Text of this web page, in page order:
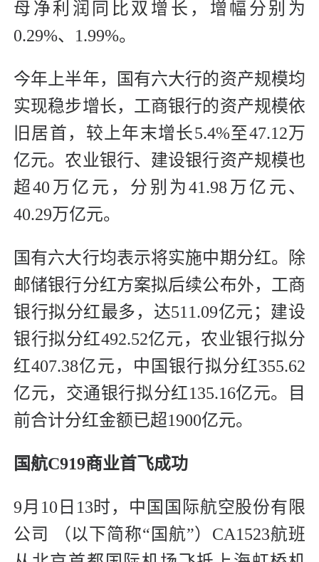
母净利润同比双增长，增幅分别为
0.29%、1.99%。
今年上半年，国有六大行的资产规模均
实现稳步增长，工商银行的资产规模依
旧居首，较上年末增长5.4%至47.12万
亿元。农业银行、建设银行资产规模也
超40万亿元，分别为41.98万亿元、
40.29万亿元。
国有六大行均表示将实施中期分红。除
邮储银行分红方案拟后续公布外，工商
银行拟分红最多，达511.09亿元；建设
银行拟分红492.52亿元，农业银行拟分
红407.38亿元，中国银行拟分红355.62
亿元，交通银行拟分红135.16亿元。目
前合计分红金额已超1900亿元。
国航C919商业首飞成功
9月10日13时，中国国际航空股份有限
公司 （以下简称“国航”）CA1523航班